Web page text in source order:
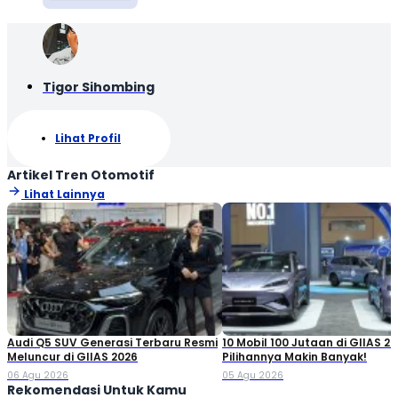
Tigor Sihombing
Lihat Profil
Artikel Tren Otomotif
Lihat Lainnya
Audi Q5 SUV Generasi Terbaru Resmi
Meluncur di GIIAS 2026
06 Agu 2026
10 Mobil 100 Jutaan di GIIAS
Pilihannya Makin Banyak!
05 Agu 2026
Rekomendasi Untuk Kamu